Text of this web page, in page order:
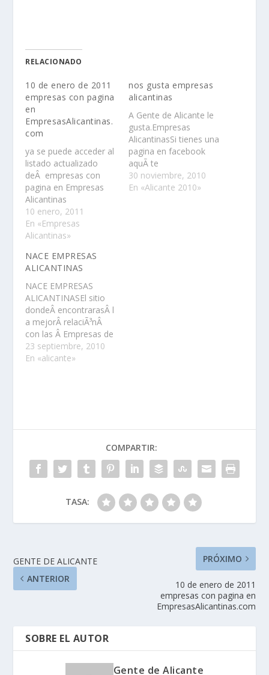
RELACIONADO
10 de enero de 2011
empresas con pagina
en
EmpresasAlicantinas.
com
ya se puede acceder al
listado actualizado
deÂ empresas con
pagina en Empresas
Alicantinas
10 enero, 2011
En «Empresas
Alicantinas»
nos gusta empresas
alicantinas
A Gente de Alicante le
gusta.Empresas
AlicantinasSi tienes una
pagina en facebook
aquÃ­ te
promocionamosblog
http://empresasalicanti
30 noviembre, 2010
En «Alicante 2010»
NACE EMPRESAS
ALICANTINAS
NACE EMPRESAS
ALICANTINASEl sitio
dondeÂ encontrarasÂ l
a mejorÂ relaciÃ³nÂ
con las Â Empresas de
la Provincia de
Alicante.Si eres una
alicantinas nos
comuniquÃ©is vuestra
facebook para asi
aÃ±adirlas a los
23 septiembre, 2010
En «alicante»
COMPARTIR:
TASA:
GENTE DE ALICANTE
ANTERIOR
PRÓXIMO
10 de enero de 2011
empresas con pagina en
EmpresasAlicantinas.com
SOBRE EL AUTOR
Gente de Alicante